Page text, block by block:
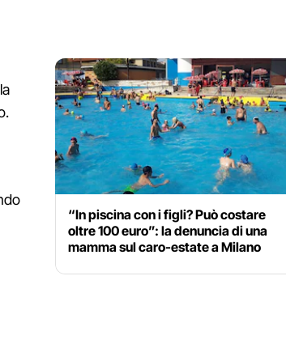
“In piscina con i figli? Può costare
oltre 100 euro”: la denuncia di una
mamma sul caro-estate a Milano